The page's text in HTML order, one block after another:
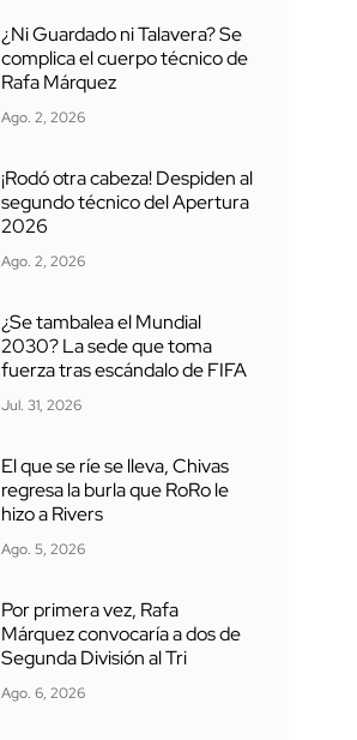
¿Ni Guardado ni Talavera? Se
complica el cuerpo técnico de
Rafa Márquez
Ago. 2, 2026
¡Rodó otra cabeza! Despiden al
segundo técnico del Apertura
2026
Ago. 2, 2026
¿Se tambalea el Mundial
2030? La sede que toma
fuerza tras escándalo de FIFA
Jul. 31, 2026
El que se ríe se lleva, Chivas
regresa la burla que RoRo le
hizo a Rivers
Ago. 5, 2026
Por primera vez, Rafa
Márquez convocaría a dos de
Segunda División al Tri
Ago. 6, 2026